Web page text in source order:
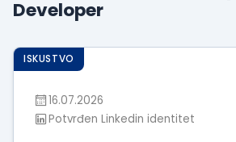
Prikaži
o
radu
Prikaži
utiske
Developer
ISKUSTVO
16.07.2026
Potvrđen Linkedin identitet